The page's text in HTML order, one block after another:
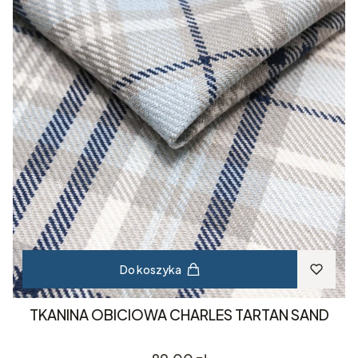
Do koszyka
TKANINA OBICIOWA CHARLES TARTAN SAND